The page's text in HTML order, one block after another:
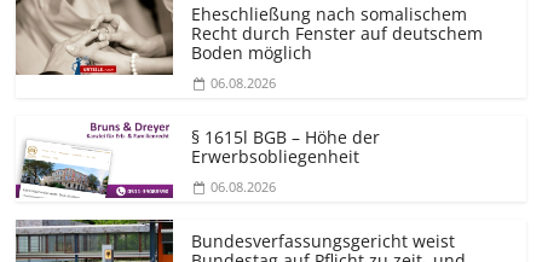
Eheschließung nach somalischem
Recht durch Fenster auf deutschem
Boden möglich
06.08.2026
§ 1615l BGB – Höhe der
Erwerbsobliegenheit
06.08.2026
Bundesver­fassungsgericht weist